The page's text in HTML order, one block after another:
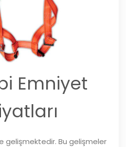
Emniyet
gelişmektedir. Bu gelişmeler